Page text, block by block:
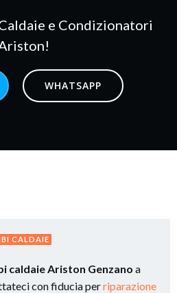
e Condizionatori
WHATSAPP
CALDAIE
caldaie Ariston Genzano a
con fiducia perriparazione